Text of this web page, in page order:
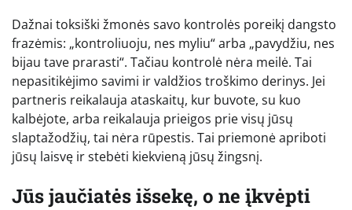
Dažnai toksiški žmonės savo kontrolės poreikį dangsto
frazėmis: „kontroliuoju, nes myliu“ arba „pavydžiu, nes
bijau tave prarasti“. Tačiau kontrolė nėra meilė. Tai
nepasitikėjimo savimi ir valdžios troškimo derinys. Jei
partneris reikalauja ataskaitų, kur buvote, su kuo
kalbėjote, arba reikalauja prieigos prie visų jūsų
slaptažodžių, tai nėra rūpestis. Tai priemonė apriboti
jūsų laisvę ir stebėti kiekvieną jūsų žingsnį.
Jūs jaučiatės išsekę, o ne įkvėpti